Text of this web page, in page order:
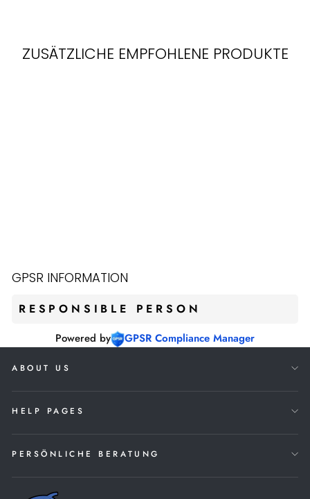
ZUSÄTZLICHE EMPFOHLENE PRODUKTE
GPSR INFORMATION
RESPONSIBLE PERSON
Powered by GPSR Compliance Manager
ABOUT US
HELP PAGES
PERSÖNLICHE BERATUNG